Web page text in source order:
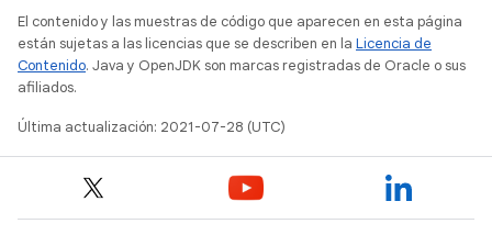
El contenido y las muestras de código que aparecen en esta página
están sujetas a las licencias que se describen en la Licencia de
Contenido. Java y OpenJDK son marcas registradas de Oracle o sus
afiliados.
Última actualización: 2021-07-28 (UTC)